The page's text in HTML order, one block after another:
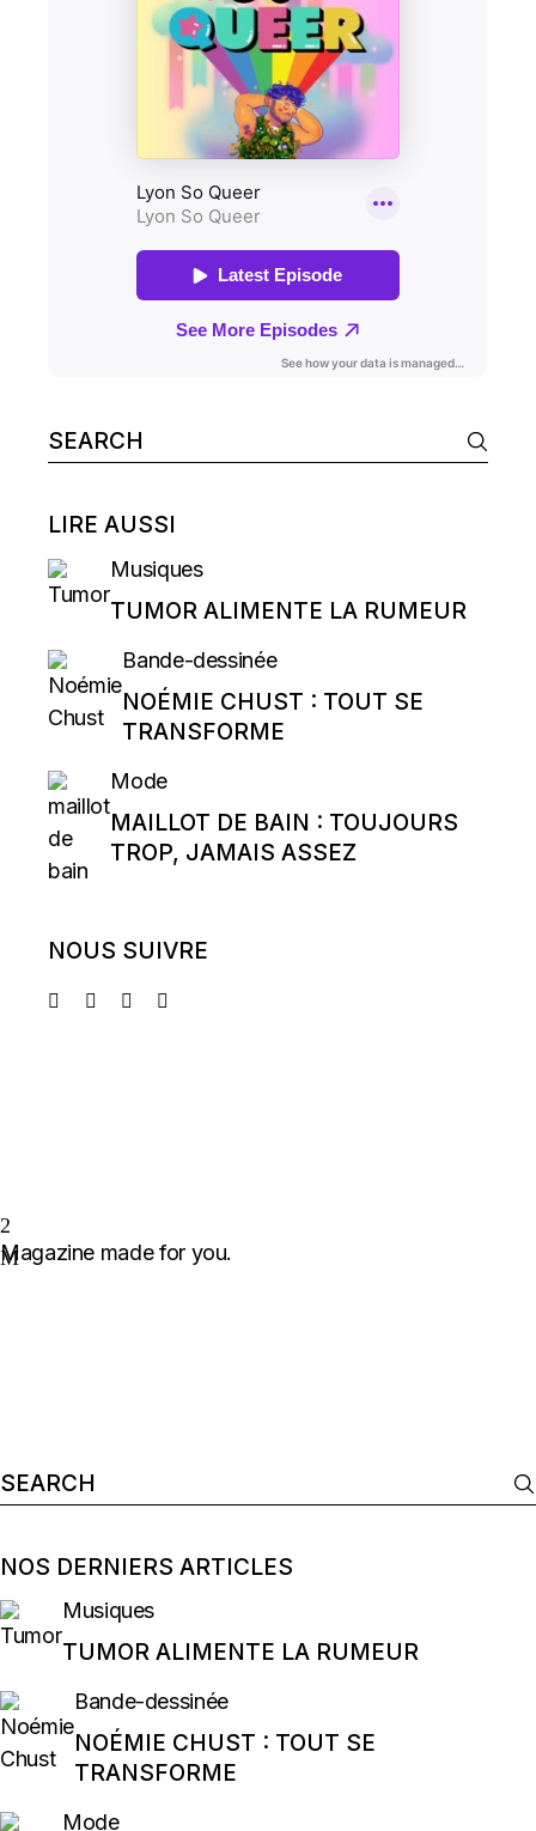
Search
for:
LIRE AUSSI
Musiques
TUMOR ALIMENTE LA RUMEUR
Bande-dessinée
NOÉMIE CHUST : TOUT SE
TRANSFORME
Mode
MAILLOT DE BAIN : TOUJOURS
TROP, JAMAIS ASSEZ
NOUS SUIVRE
Magazine made for you.
Search
for:
NOS DERNIERS ARTICLES
Musiques
TUMOR ALIMENTE LA RUMEUR
Bande-dessinée
NOÉMIE CHUST : TOUT SE
TRANSFORME
Mode